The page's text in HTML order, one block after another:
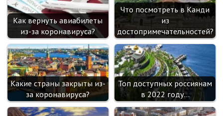
Как вернуть авиабилеты
из-за коронавируса?
Что посмотреть в Канди
из
достопримечательностей?
Какие страны закрыты из-
за коронавируса?
Топ доступных россиянам
в 2022 году…